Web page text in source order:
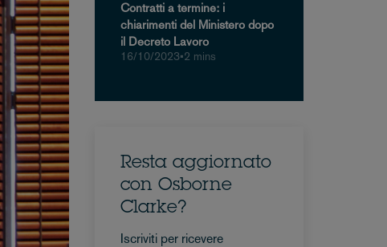
Contratti a termine: i
chiarimenti del Ministero dopo
il Decreto Lavoro
16/10/2023•2 mins
Resta aggiornato
con Osborne
Clarke?
Iscriviti per ricevere